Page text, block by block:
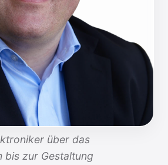
über das
bis zur Gestaltung